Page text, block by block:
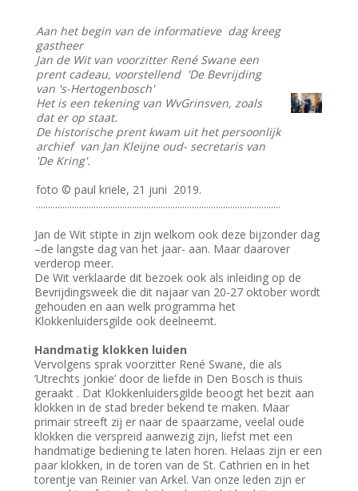
Aan het begin van de informatieve dag kreeg
gastheer
Jan de Wit van voorzitter René Swane een
prent cadeau, voorstellend 'De Bevrijding
van 's-Hertogenbosch'
Het is een tekening van WvGrinsven, zoals
dat er op staat.
De historische prent kwam uit het persoonlijk
archief van Jan Kleijne oud- secretaris van
'De Kring'.
foto © paul kriele, 21 juni 2019.
......................................................................................................
Jan de Wit stipte in zijn welkom ook deze bijzonder dag
–de langste dag van het jaar- aan. Maar daarover
verderop meer.
De Wit verklaarde dit bezoek ook als inleiding op de
Bevrijdingsweek die dit najaar van 20-27 oktober wordt
gehouden en aan welk programma het
Klokkenluidersgilde ook deelneemt.
Handmatig klokken luiden
Vervolgens sprak voorzitter René Swane, die als
’Utrechts jonkie’ door de liefde in Den Bosch is thuis
geraakt . Dat Klokkenluidersgilde beoogt het bezit aan
klokken in de stad breder bekend te maken. Maar
primair streeft zij er naar de spaarzame, veelal oude
klokken die verspreid aanwezig zijn, liefst met een
handmatige bediening te laten horen. Helaas zijn er een
paar klokken, in de toren van de St. Cathrien en in het
torentje van Reinier van Arkel. Van onze leden zijn er